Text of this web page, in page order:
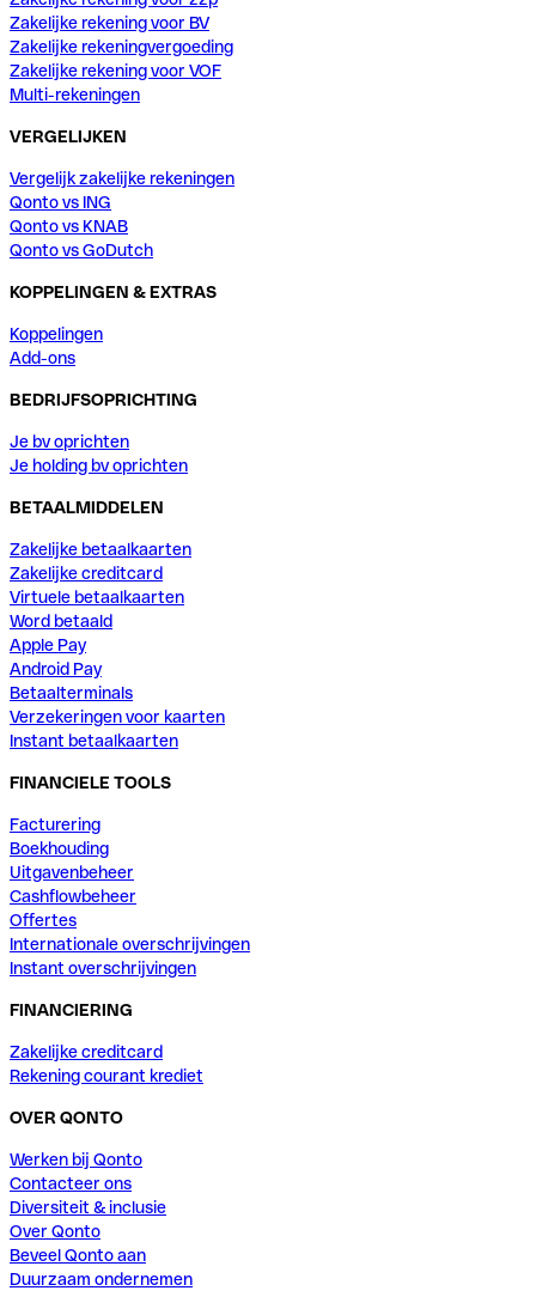
Zakelijke rekening voor BV
Zakelijke rekeningvergoeding
Zakelijke rekening voor VOF
Multi-rekeningen
VERGELIJKEN
Vergelijk zakelijke rekeningen
Qonto vs ING
Qonto vs KNAB
Qonto vs GoDutch
KOPPELINGEN & EXTRAS
Koppelingen
Add-ons
BEDRIJFSOPRICHTING
Je bv oprichten
Je holding bv oprichten
BETAALMIDDELEN
Zakelijke betaalkaarten
Zakelijke creditcard
Virtuele betaalkaarten
Word betaald
Apple Pay
Android Pay
Betaalterminals
Verzekeringen voor kaarten
Instant betaalkaarten
FINANCIELE TOOLS
Facturering
Boekhouding
Uitgavenbeheer
Cashflowbeheer
Offertes
Internationale overschrijvingen
Instant overschrijvingen
FINANCIERING
Zakelijke creditcard
Rekening courant krediet
OVER QONTO
Werken bij Qonto
Contacteer ons
Diversiteit & inclusie
Over Qonto
Beveel Qonto aan
Duurzaam ondernemen